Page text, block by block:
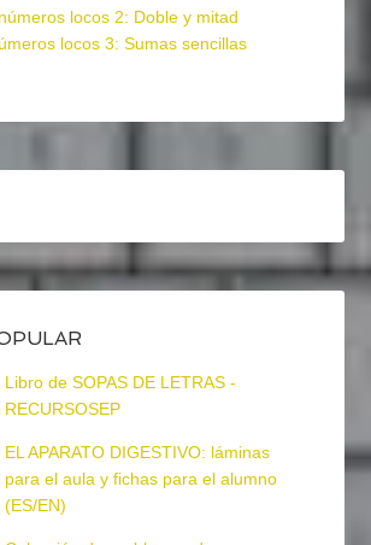
locos 2: Doble y mitad
locos 3: Sumas sencillas
Libro de SOPAS DE LETRAS -
RECURSOSEP
EL APARATO DIGESTIVO: láminas
para el aula y fichas para el alumno
(ES/EN)